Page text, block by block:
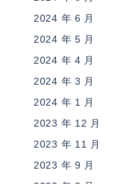
2024 年 6 月
2024 年 5 月
2024 年 4 月
2024 年 3 月
2024 年 1 月
2023 年 12 月
2023 年 11 月
2023 年 9 月